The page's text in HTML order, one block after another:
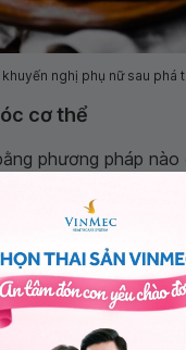
nghị phụ nữ sau phá
cơ thể
phương pháp nào
tiêu cực đến sức
Bên cạnh đó, chị
sĩ sản khoa để
hồi phục nhanh
cẩn thận: Sau khi